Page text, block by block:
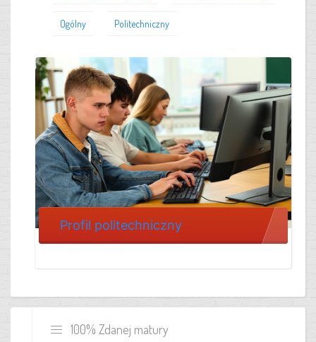
Ogólny Politechniczny
Profil politechniczny
100% Zdanej matury